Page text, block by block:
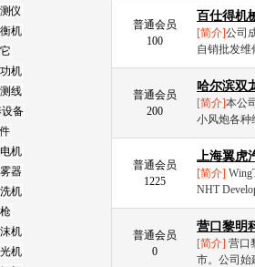
普通会员
100
百仕得机
[简介]公司
自销批发维
普通会员
200
哈尔滨双
[简介]本公
小风炮各种
普通会员
1225
上海翼虎
[简介]
NHT
普通会员
0
营口黎明
[简介] 营口
市。公司始